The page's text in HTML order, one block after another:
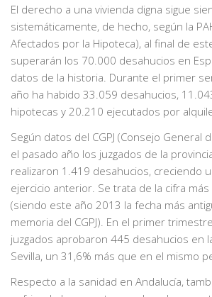
El derecho a una vivienda digna sigue
sistemáticamente, de hecho, según la
Afectados por la Hipoteca), al final de
superarán los 70.000 desahucios en
datos de la historia. Durante el primer
año ha habido 33.059 desahucios,
hipotecas y 20.210 ejecutados por
Según datos del CGPJ (Consejo General
el pasado año los juzgados de la
realizaron 1.419 desahucios, creciendo
ejercicio anterior. Se trata de la cifra
(siendo este año 2013 la fecha más
memoria del CGPJ). En el primer
juzgados aprobaron 445 desahucios en
Sevilla, un 31,6% más que en el mismo
Respecto a la sanidad en Andalucía,